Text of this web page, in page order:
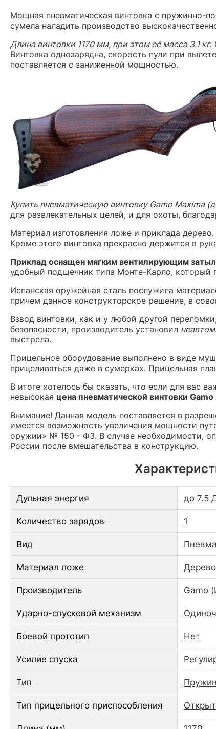
Мощная пневматическая винтовка с пружинно-
сумела наладить производство
Длина винтовки 1170 мм, при этом её масса 3.1 кг.
Винтовка однозарядна, скорость пули при
поставляется с заниженной мощностью.
Купить пневматическую винтовку Gamo Maxima
для развлекательных целей, и для охоты,
Материал изготовления ложе и приклада
Кроме этого винтовка прекрасно держится в
Приклад оснащен мягким вентилирующим
удобный подщечник типа Монте-Карло, который
Испанская оружейная сталь послужила
причем данное конструкторское решение, в
Взвод винтовки, как и у любой другой
безопасности, производитель установил
выстрела.
Прицельное оборудование выполнено в виде
прицеливаться даже в сумерках. Прицельная
В итоге хотелось бы сказать, что если для вас
невысокая цена пневматической винтовки
Внимание! Данная модель поставляется в
имеется возможность увеличения мощности
оружии» № 150 - ФЗ. В случае необходимости,
России после вмешательства в конструкцию.
Дульная энергия до 7.5
Количество зарядов 1
Вид
Материал ложе Дерево
Производитель Gamo
Ударно-спусковой механизм
Боевой прототип Нет
Усилие спуска
Тип
Тип прицельного приспособления